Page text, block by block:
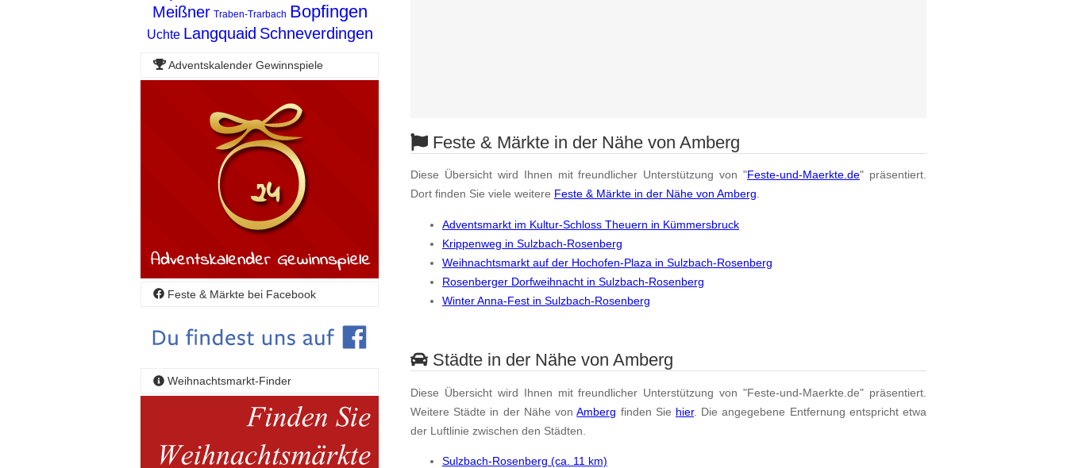
Feste & Märkte in der Nähe von Amberg
Diese Übersicht wird Ihnen mit freundlicher Unterstützung von "Feste-und-Maerkte.de" präsentiert.
Dort finden Sie viele weitere Feste & Märkte in der Nähe von Amberg.
Adventsmarkt im Kultur-Schloss Theuern in Kümmersbruck
Krippenweg in Sulzbach-Rosenberg
Weihnachtsmarkt auf der Hochofen-Plaza in Sulzbach-Rosenberg
Rosenberger Dorfweihnacht in Sulzbach-Rosenberg
Winter Anna-Fest in Sulzbach-Rosenberg
Städte in der Nähe von Amberg
Diese Übersicht wird Ihnen mit freundlicher Unterstützung von "Feste-und-Maerkte.de" präsentiert.
Weitere Städte in der Nähe vonAmberg finden Sie hier. Die angegebene Entfernung entspricht etwa
der Luftlinie zwischen den Städten.
Sulzbach-Rosenberg (ca. 11 km)
Meißner Traben-Trarbach Bopfingen
Uchte Langquaid Schneverdingen
Adventskalender Gewinnspiele
Feste & Märkte bei Facebook
Weihnachtsmarkt-Finder